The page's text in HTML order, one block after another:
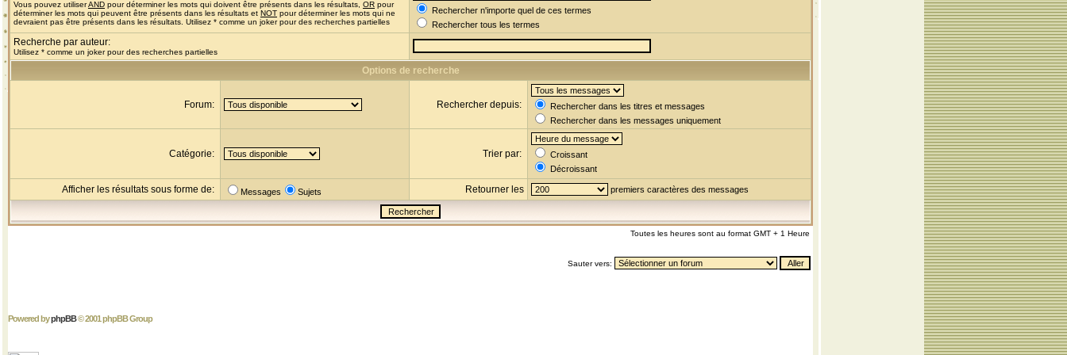
Vous pouvez utiliserAND pour déterminer les mots qui doivent être présents dans les résultats, OR pour
déterminer les mots qui peuvent être présents dans les résultats et NOT pour déterminer les mots qui ne
devraient pas être présents dans les résultats. Utilisez * comme un joker pour des recherches partielles
Rechercher n'importe quel de ces termes
Rechercher tous les termes
Recherche par auteur:
Utilisez * comme un joker pour des recherches partielles
Options de recherche
Forum: Rechercher depuis:
Rechercher dans les titres et messages
Rechercher dans les messages uniquement
Catégorie: Trier par:
Croissant
Décroissant
Afficher les résultats sous forme de: Messages Sujets Retourner les premiers caractères des messages
Toutes les heures sont au format GMT + 1 Heure
Sauter vers:
Powered byphpBB© 2001 phpBB Group